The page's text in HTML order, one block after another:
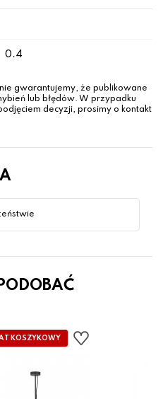
0.4
gwarantujemy, że publikowane
lub błędów. W przypadku
decyzji, prosimy o kontakt